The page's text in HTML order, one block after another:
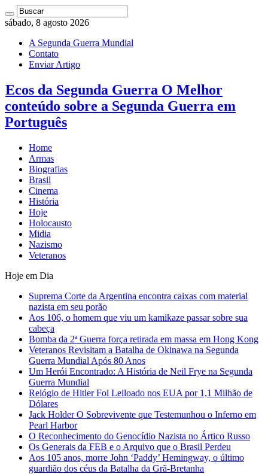
sábado, 8 agosto 2026
A Segunda Guerra Mundial
Contato
Enviar Artigo
Ecos da Segunda Guerra O Melhor
conteúdo sobre a Segunda Guerra em
Português
Home
Armas
Biografias
Brasil
Cinema
História
Hoje
Holocausto
Midia
Nazismo
Veteranos
Hoje em Dia
Suprema Corte da Argentina encontra caixas com material
nazista em seu porão
Aos 106, o homem que viu um kamikaze passar sobre sua
cabeça
Bomba da 2ª Guerra força retirada em massa em Hong Kong
Veteranos Revisitam a Batalha de Okinawa na Segunda
Guerra Mundial Após 80 Anos
Um Herói Encontrado: A História de Neil Frye na Segunda
Guerra Mundial
Relógio de Hitler Foi Leiloado nos EUA por 1,1 Milhão de
Dólares
Jack Holder O Sobrevivente que Testemunhou o Inferno em
Pearl Harbor
O Reconhecimento do Genocídio Nazista no Ártico Russo
Os Generais da FEB e o Arquivo que o Brasil Perdeu
Aos 105 anos, morre John ‘Paddy’ Hemingway, o último
guardião dos céus da Batalha da Grã-Bretanha